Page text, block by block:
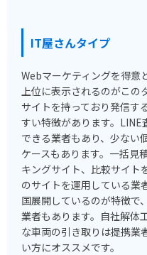
IT屋さんタイプ
Webマーケティングを得意
上位に表示されるのがこ
サイトを持っており発信す
すい特徴があります。LINE
できる業者もあり、少ない
ケースもあります。一括見
キングサイト、比較サイト
のサイトを運用している業
国展開しているのが特徴で
業者もあります。自社解体
な車両の引き取りは提携業
い方にオススメです。